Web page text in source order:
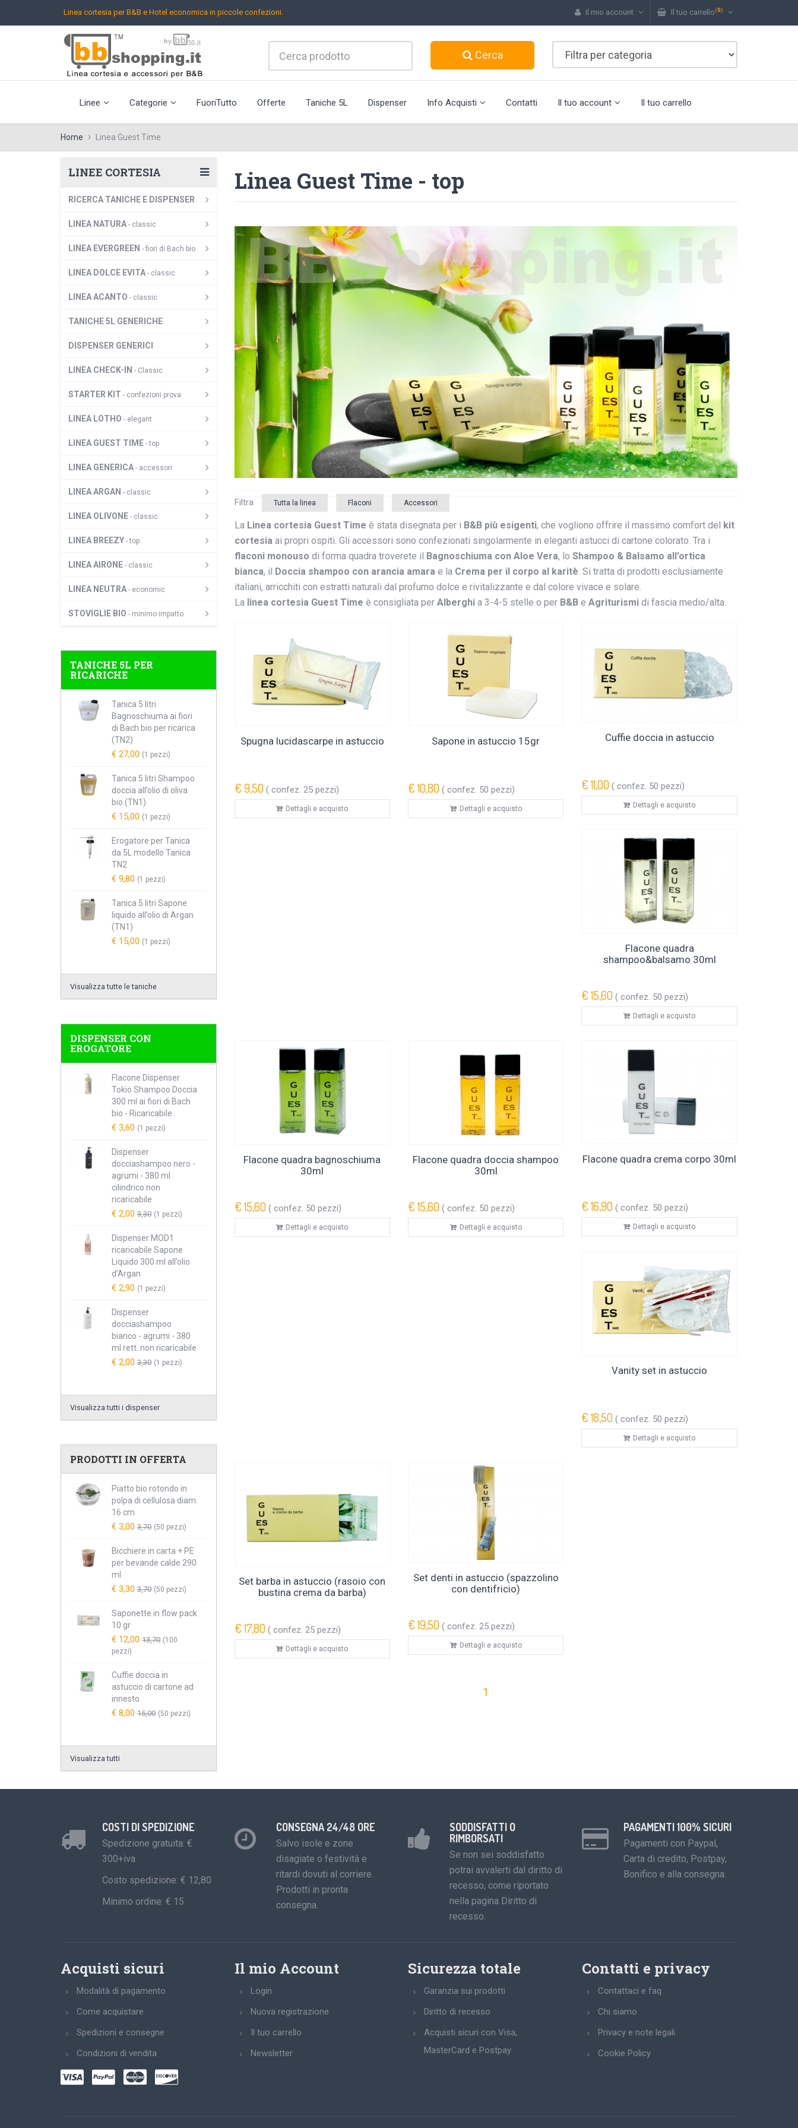
Linea cortesia per B&B e Hotel economica in piccole confezioni. Il mio account Il tuo carrello(0)
Cerca
Linee Categorie FuoriTutto Offerte Taniche 5L Dispenser Info Acquisti Contatti Il tuo account Il tuo carrello
Home Linea Guest Time
LINEE CORTESIA
RICERCA TANICHE E DISPENSER
LINEA NATURA - classic
LINEA EVERGREEN - fiori di Bach bio
LINEA DOLCE EVITA - classic
LINEA ACANTO - classic
TANICHE 5L GENERICHE
DISPENSER GENERICI
LINEA CHECK-IN - Classic
STARTER KIT - confezioni prova
LINEA LOTHO - elegant
LINEA GUEST TIME - top
LINEA GENERICA - accessori
LINEA ARGAN - classic
LINEA OLIVONE - classic
LINEA BREEZY - top
LINEA AIRONE - classic
LINEA NEUTRA - economic
STOVIGLIE BIO - minimo impatto
TANICHE 5L PER
RICARICHE
Tanica 5 litri
Bagnoschiuma ai fiori
di Bach bio per ricarica
(TN2)
€ 27,00 (1 pezzi)
Tanica 5 litri Shampoo
doccia all’olio di oliva
bio (TN1)
€ 15,00 (1 pezzi)
Erogatore per Tanica
da 5L modello Tanica
TN2
€ 9,80 (1 pezzi)
Tanica 5 litri Sapone
liquido all’olio di Argan
(TN1)
€ 15,00 (1 pezzi)
Visualizza tutte le taniche
DISPENSER CON
EROGATORE
Flacone Dispenser
Tokio Shampoo Doccia
300 ml ai fiori di Bach
bio - Ricaricabile
€ 3,60 (1 pezzi)
Dispenser
docciashampoo nero -
agrumi - 380 ml
cilindrico non
ricaricabile
€ 2,00 3,30 (1 pezzi)
Dispenser MOD1
ricaricabile Sapone
Liquido 300 ml all’olio
d’Argan
€ 2,90 (1 pezzi)
Dispenser
docciashampoo
bianco - agrumi - 380
ml rett. non ricaricabile
€ 2,00 3,30 (1 pezzi)
Visualizza tutti i dispenser
PRODOTTI IN OFFERTA
Piatto bio rotondo in
polpa di cellulosa diam.
16 cm
€ 3,00 3,70 (50 pezzi)
Bicchiere in carta + PE
per bevande calde 290
ml
€ 3,30 3,70 (50 pezzi)
Saponette in flow pack
10 gr
€ 12,00 13,70 (100
pezzi)
Cuffie doccia in
astuccio di cartone ad
innesto
€ 8,00 15,00 (50 pezzi)
Visualizza tutti
Linea Guest Time - top
Filtra Tutta la linea Flaconi Accessori
La Linea cortesia Guest Time è stata disegnata per i B&B più esigenti, che vogliono offrire il massimo comfort del kit
cortesia ai propri ospiti. Gli accessori sono confezionati singolarmente in eleganti astucci di cartone colorato. Tra i
flaconi monouso di forma quadra troverete il Bagnoschiuma con Aloe Vera, lo Shampoo & Balsamo all'ortica
bianca, il Doccia shampoo con arancia amara e la Crema per il corpo al karitè . Si tratta di prodotti esclusiamente
italiani, arricchiti con estratti naturali dal profumo dolce e rivitalizzante e dal colore vivace e solare.
La linea cortesia Guest Time è consigliata per Alberghi a 3-4-5 stelle o perB&B e Agriturismidi fascia medio/alta.
Spugna lucidascarpe in astuccio
€ 9,50 ( confez. 25 pezzi)
Dettagli e acquisto
Sapone in astuccio 15gr
€ 10,80 ( confez. 50 pezzi)
Dettagli e acquisto
Cuffie doccia in astuccio
€ 11,00 ( confez. 50 pezzi)
Dettagli e acquisto
Flacone quadra
shampoo&balsamo 30ml
€ 15,60 ( confez. 50 pezzi)
Dettagli e acquisto
Flacone quadra bagnoschiuma
30ml
€ 15,60 ( confez. 50 pezzi)
Dettagli e acquisto
Flacone quadra doccia shampoo
30ml
€ 15,60 ( confez. 50 pezzi)
Dettagli e acquisto
Flacone quadra crema corpo 30ml
€ 16,90 ( confez. 50 pezzi)
Dettagli e acquisto
Vanity set in astuccio
€ 18,50 ( confez. 50 pezzi)
Dettagli e acquisto
Set barba in astuccio (rasoio con
bustina crema da barba)
€ 17,80 ( confez. 25 pezzi)
Dettagli e acquisto
Set denti in astuccio (spazzolino
con dentifricio)
€ 19,50 ( confez. 25 pezzi)
Dettagli e acquisto
1
COSTI DI SPEDIZIONE
Spedizione gratuita: €
300+iva
Costo spedizione: € 12,80
Minimo ordine: € 15
CONSEGNA 24/48 ORE
Salvo isole e zone
disagiate o festività e
ritardi dovuti al corriere.
Prodotti in pronta
consegna.
SODDISFATTI O
RIMBORSATI
Se non sei soddisfatto
potrai avvalerti dal diritto di
recesso, come riportato
nella pagina Diritto di
recesso.
PAGAMENTI 100% SICURI
Pagamenti con Paypal,
Carta di credito, Postpay,
Bonifico e alla consegna.
Acquisti sicuri
Modalità di pagamento
Come acquistare
Spedizioni e consegne
Condizioni di vendita
Il mio Account
Login
Nuova registrazione
Il tuo carrello
Newsletter
Sicurezza totale
Garanzia sui prodotti
Diritto di recesso
Acquisti sicuri con Visa,
MasterCard e Postpay
Contatti e privacy
Contattaci e faq
Chi siamo
Privacy e note legali
Cookie Policy